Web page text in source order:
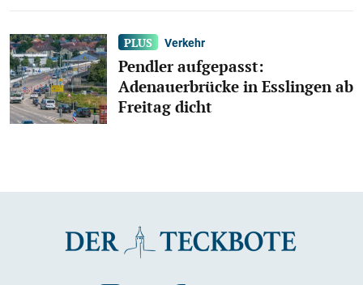
Verkehr
Pendler aufgepasst:
Adenauerbrücke in Esslingen ab
Freitag dicht